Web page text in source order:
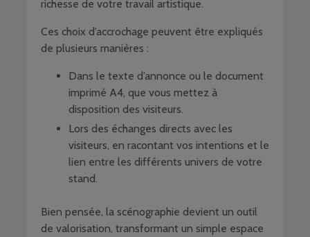
richesse de votre travail artistique.
Ces choix d’accrochage peuvent être expliqués
de plusieurs manières :
Dans le texte d’annonce ou le document
imprimé A4, que vous mettez à
disposition des visiteurs.
Lors des échanges directs avec les
visiteurs, en racontant vos intentions et le
lien entre les différents univers de votre
stand.
Bien pensée, la scénographie devient un outil
de valorisation, transformant un simple espace